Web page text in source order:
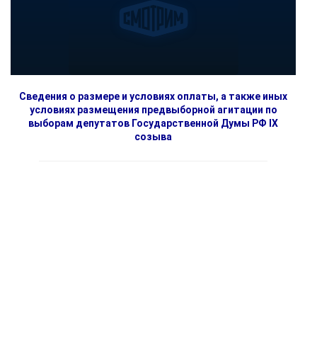
Сведения о размере и условиях оплаты, а также иных
условиях размещения предвыборной агитации по
выборам депутатов Государственной Думы РФ IX
созыва